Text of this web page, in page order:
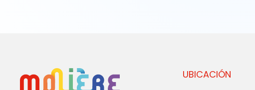
UBICACIÓN